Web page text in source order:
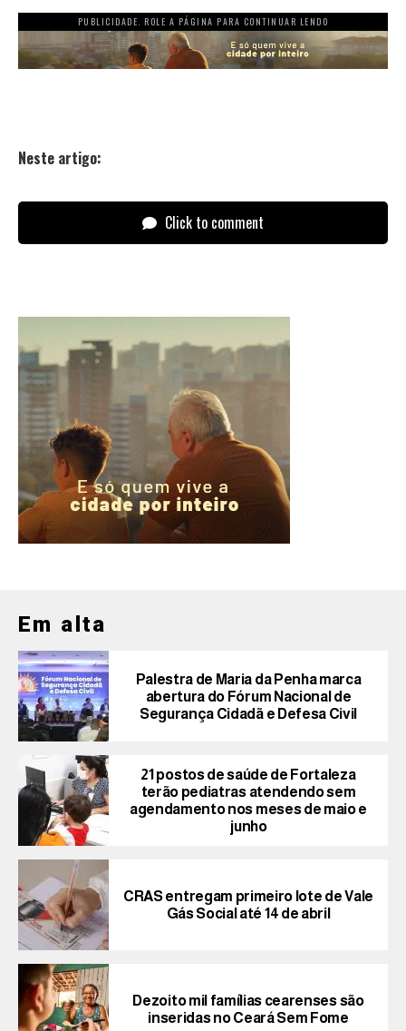
PUBLICIDADE. ROLE A PÁGINA PARA CONTINUAR LENDO
Neste artigo:
Click to comment
Em alta
Palestra de Maria da Penha marca
abertura do Fórum Nacional de
Segurança Cidadã e Defesa Civil
21 postos de saúde de Fortaleza
terão pediatras atendendo sem
agendamento nos meses de maio e
junho
CRAS entregam primeiro lote de Vale
Gás Social até 14 de abril
Dezoito mil famílias cearenses são
inseridas no Ceará Sem Fome